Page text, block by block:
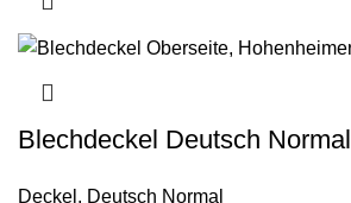
Blechdeckel Deutsch Normal
Deckel , Deutsch Normal